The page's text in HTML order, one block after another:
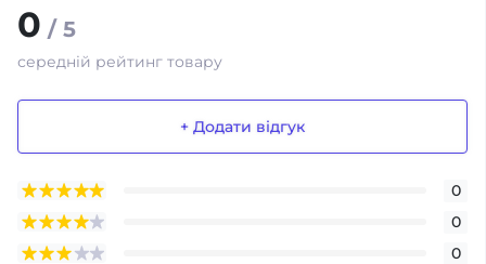
0 / 5
середній рейтинг товару
+ Додати відгук
0
0
0